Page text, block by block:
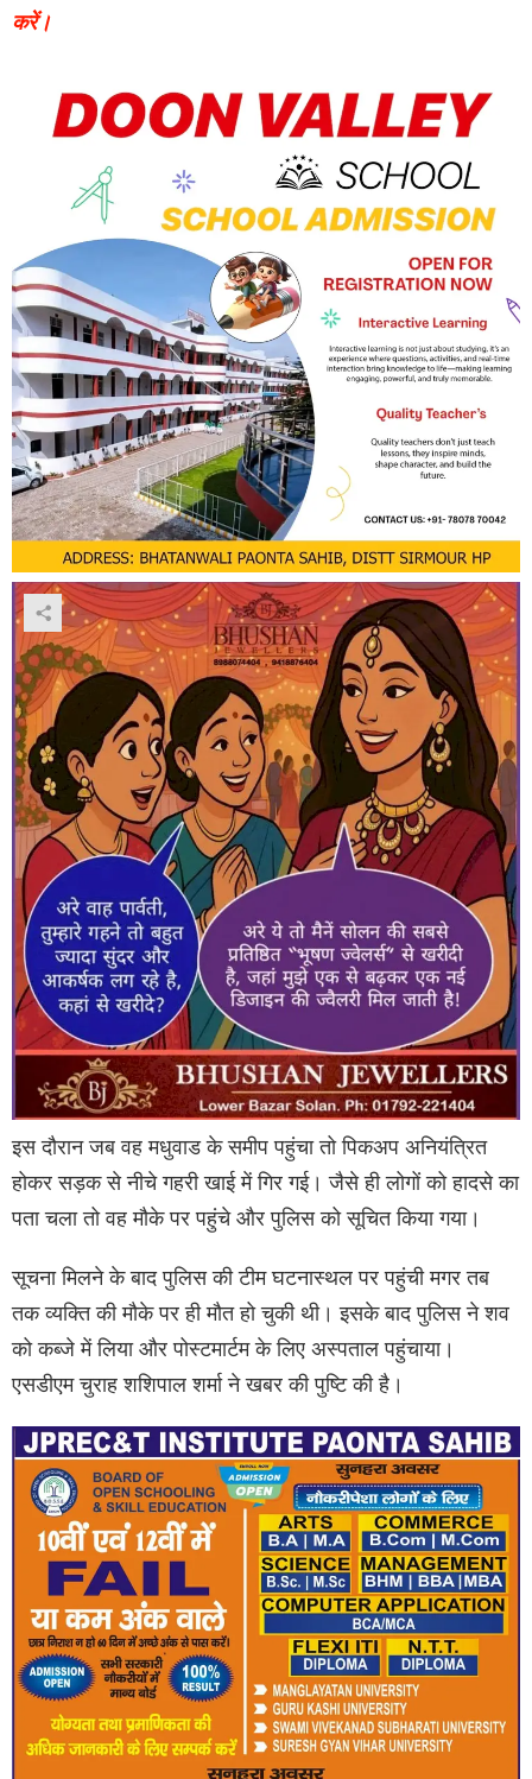
करें।
इस दौरान जब वह मधुवाड के समीप पहुंचा तो पिकअप अनियंत्रित
होकर सड़क से नीचे गहरी खाई में गिर गई। जैसे ही लोगों को हादसे का
पता चला तो वह मौके पर पहुंचे और पुलिस को सूचित किया गया।
सूचना मिलने के बाद पुलिस की टीम घटनास्थल पर पहुंची मगर तब
तक व्यक्ति की मौके पर ही मौत हो चुकी थी। इसके बाद पुलिस ने शव
को कब्जे में लिया और पोस्टमार्टम के लिए अस्पताल पहुंचाया।
एसडीएम चुराह शशिपाल शर्मा ने खबर की पुष्टि की है।